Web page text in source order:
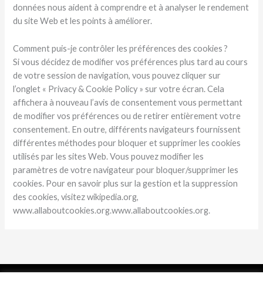
données nous aident à comprendre et à analyser le rendement
du site Web et les points à améliorer.
Comment puis-je contrôler les préférences des cookies ?
Si vous décidez de modifier vos préférences plus tard au cours
de votre session de navigation, vous pouvez cliquer sur
l’onglet « Privacy & Cookie Policy » sur votre écran. Cela
affichera à nouveau l’avis de consentement vous permettant
de modifier vos préférences ou de retirer entièrement votre
consentement. En outre, différents navigateurs fournissent
différentes méthodes pour bloquer et supprimer les cookies
utilisés par les sites Web. Vous pouvez modifier les
paramètres de votre navigateur pour bloquer/supprimer les
cookies. Pour en savoir plus sur la gestion et la suppression
des cookies, visitez wikipedia.org,
www.allaboutcookies.org.www.allaboutcookies.org.